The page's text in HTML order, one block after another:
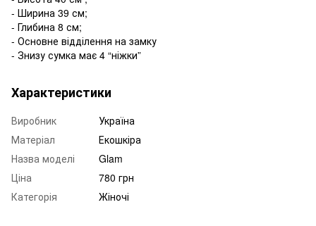
- Ширина 39 см;
- Глибина 8 см;
- Основне відділення на замку
- Знизу сумка має 4 “ніжки”
Характеристики
Виробник
Україна
Матеріал
Екошкіра
Назва моделі
Glam
Ціна
780 грн
Категорія
Жіночі